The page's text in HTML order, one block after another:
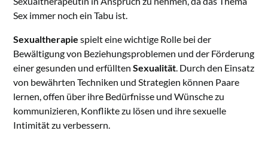
Sex immer noch ein Tabu ist.
Sexualtherapie spielt eine wichtige Rolle bei der
Bewältigung von Beziehungsproblemen und der Förderung
einer gesunden und erfülltenSexualität. Durch den Einsatz
von bewährten Techniken und Strategien können Paare
lernen, offen über ihre Bedürfnisse und Wünsche zu
kommunizieren, Konflikte zu lösen und ihre sexuelle
Intimität zu verbessern.